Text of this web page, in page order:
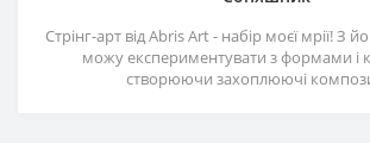
Стрінг-арт від Abris Art - набір моєї мрії! З
можу експериментувати з формами і
створюючи захоплюючі